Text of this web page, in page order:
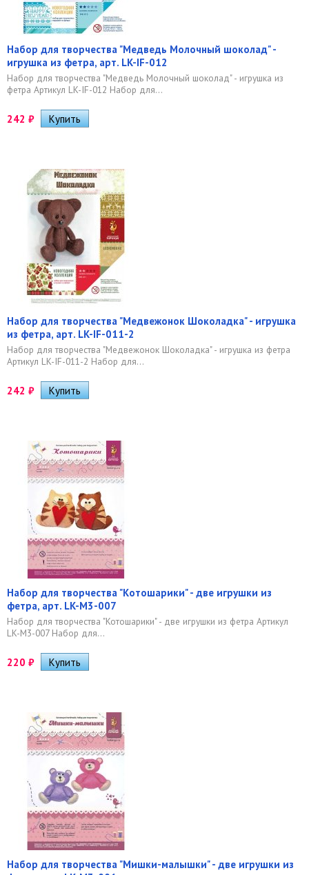
Набор для творчества "Медведь Молочный шоколад" -
игрушка из фетра, арт. LK-IF-012
Набор для творчества "Медведь Молочный шоколад" - игрушка из
фетра Артикул LK-IF-012 Набор для...
242 ₽
Набор для творчества "Медвежонок Шоколадка" - игрушка
из фетра, арт. LK-IF-011-2
Набор для творчества "Медвежонок Шоколадка" - игрушка из фетра
Артикул LK-IF-011-2 Набор для...
242 ₽
Набор для творчества "Котошарики" - две игрушки из
фетра, арт. LK-М3-007
Набор для творчества "Котошарики" - две игрушки из фетра Артикул
LK-М3-007 Набор для...
220 ₽
Набор для творчества "Мишки-малышки" - две игрушки из